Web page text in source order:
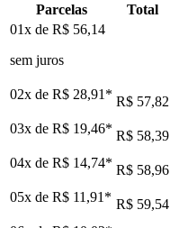
Parcelas
Total
01x de R$ 56,14
sem juros
02x de R$ 28,91* R$ 57,82
03x de R$ 19,46* R$ 58,39
04x de R$ 14,74* R$ 58,96
05x de R$ 11,91* R$ 59,54